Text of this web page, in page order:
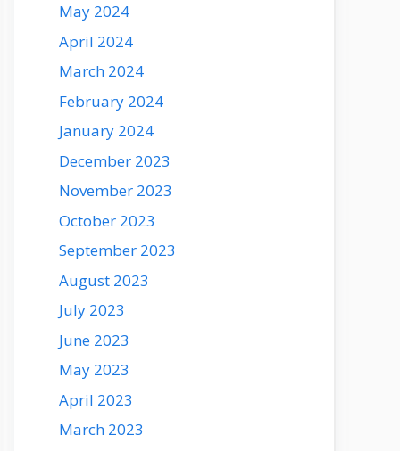
May 2024
April 2024
March 2024
February 2024
January 2024
December 2023
November 2023
October 2023
September 2023
August 2023
July 2023
June 2023
May 2023
April 2023
March 2023